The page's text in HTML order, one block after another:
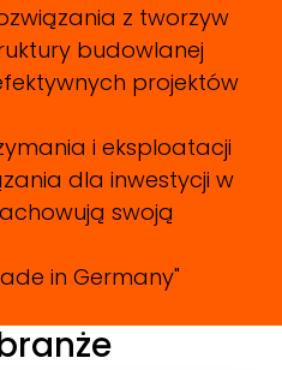
z tworzyw
budowlanej
projektów
i eksploatacji
dla inwestycji w
swoją
in Germany"